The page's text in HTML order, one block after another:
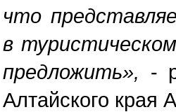
что
в
предложить», -
Алтайского края